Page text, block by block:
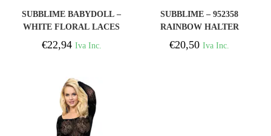
SUBBLIME BABYDOLL –
WHITE FLORAL LACES
BLACK S / M
€22,94 Iva Inc.
SUBBLIME – 952358
RAINBOW HALTER
NECK FISHNET
BODYSTOCKING
€20,50 Iva Inc.